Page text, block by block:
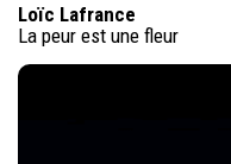
Loïc Lafrance
La peur est une fleur